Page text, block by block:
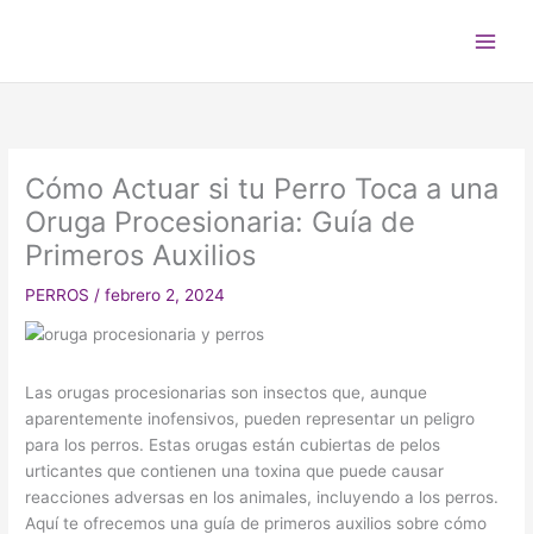
Cómo Actuar si tu Perro Toca a una
Oruga Procesionaria: Guía de
Primeros Auxilios
PERROS /febrero 2, 2024
Las orugas procesionarias son insectos que, aunque
aparentemente inofensivos, pueden representar un peligro
para los perros. Estas orugas están cubiertas de pelos
urticantes que contienen una toxina que puede causar
reacciones adversas en los animales, incluyendo a los perros.
Aquí te ofrecemos una guía de primeros auxilios sobre cómo